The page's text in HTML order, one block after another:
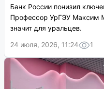
Банк России понизил
Профессор УрГЭУ Максим
значит для уральцев.
24 июля, 2026, 11:24
1